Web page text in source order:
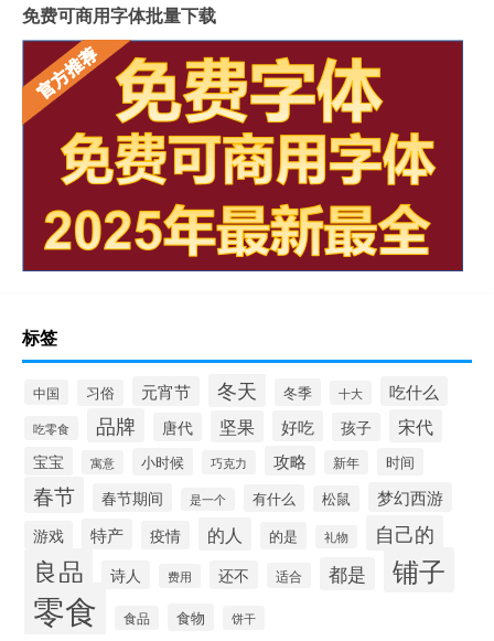
免费可商用字体批量下载
标签
中国 习俗 元宵节 冬天 冬季 十大 吃什么
吃零食 品牌 唐代 坚果 好吃 孩子 宋代
宝宝 寓意 小时候 巧克力 攻略 新年 时间
春节 春节期间 是一个 有什么 松鼠 梦幻西游
游戏 特产 疫情 的人 的是 礼物 自己的
良品 诗人 费用 还不 适合 都是 铺子
零食 食品 食物 饼干